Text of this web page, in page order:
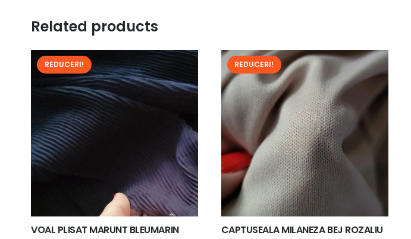
Related products
REDUCERI!
VOAL PLISAT MARUNT BLEUMARIN
REDUCERI!
CAPTUSEALA MILANEZA BEJ ROZALIU